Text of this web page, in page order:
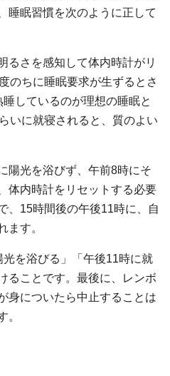
睡眠習慣を次のように正して
るさを感知して体内時計がリ
のちに睡眠要求が生ずるとさ
しているのが理想の睡眠と
いに就寝されると、質のよい
陽光を浴びず、午前8時にそ
体内時計をリセットする必要
、15時間後の午後11時に、自
ます。
光を浴びる」「午後11時に就
ることです。最後に、レンボ
身についたら中止することは
。